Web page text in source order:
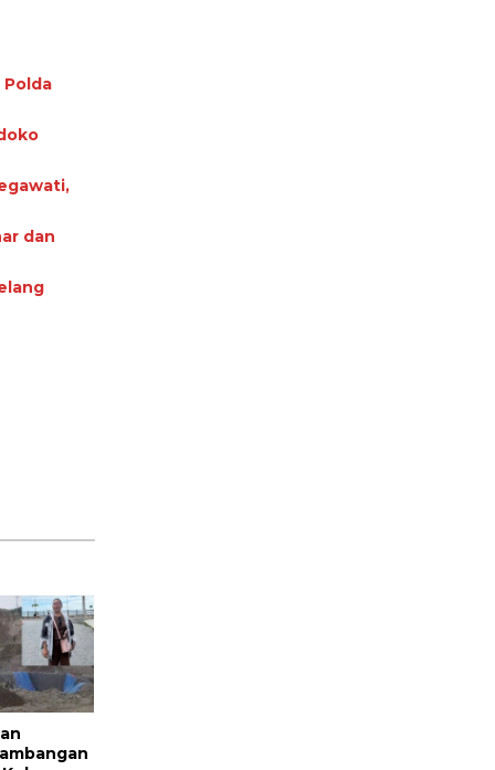
Polda
dan